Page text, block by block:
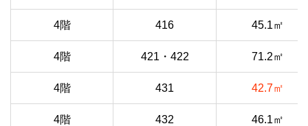
4階 416 45.1㎡
4階 421・422 71.2㎡
4階 431 42.7㎡
4階 432 46.1㎡